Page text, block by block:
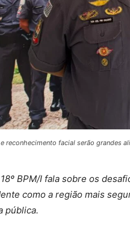
reconhecimento facial serão grandes
BPM/I fala sobre os
como a região mais
pública.